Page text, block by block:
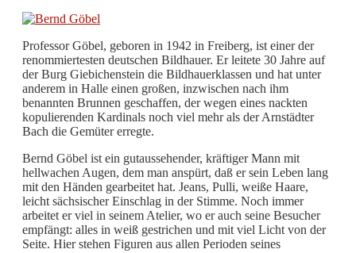
Professor Göbel, geboren in 1942 in Freiberg, ist einer der
renommiertesten deutschen Bildhauer. Er leitete 30 Jahre auf
der Burg Giebichenstein die Bildhauerklassen und hat unter
anderem in Halle einen großen, inzwischen nach ihm
benannten Brunnen geschaffen, der wegen eines nackten
kopulierenden Kardinals noch viel mehr als der Arnstädter
Bach die Gemüter erregte.
Bernd Göbel ist ein gutaussehender, kräftiger Mann mit
hellwachen Augen, dem man anspürt, daß er sein Leben lang
mit den Händen gearbeitet hat. Jeans, Pulli, weiße Haare,
leicht sächsischer Einschlag in der Stimme. Noch immer
arbeitet er viel in seinem Atelier, wo er auch seine Besucher
empfängt: alles in weiß gestrichen und mit viel Licht von der
Seite. Hier stehen Figuren aus allen Perioden seines